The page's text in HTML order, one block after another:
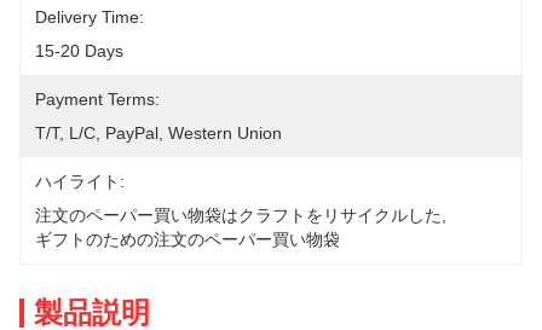
Delivery Time:
15-20 Days
Payment Terms:
T/T, L/C, PayPal, Western Union
ハイライト:
注文のペーパー買い物袋はクラフトをリサイクルした
ギフトのための注文のペーパー買い物袋
製品説明